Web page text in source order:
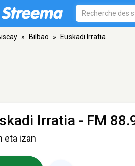
» Bilbao » Euskadi Irratia
Irratia - FM
eta izan